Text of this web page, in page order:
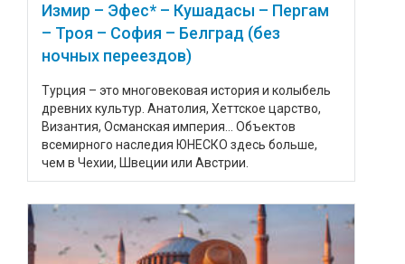
Измир – Эфес* – Кушадасы – Пергам
– Троя – София – Белград (без
ночных переездов)
Турция – это многовековая история и колыбель
древних культур. Анатолия, Хеттское царство,
Византия, Османская империя... Объектов
всемирного наследия ЮНЕСКО здесь больше,
чем в Чехии, Швеции или Австрии.